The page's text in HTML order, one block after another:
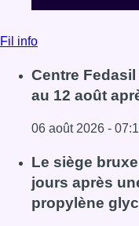
Fil info
Centre
au 12 août
06 août 2026 -
Lire l'article
Le siège
jours après
propylène